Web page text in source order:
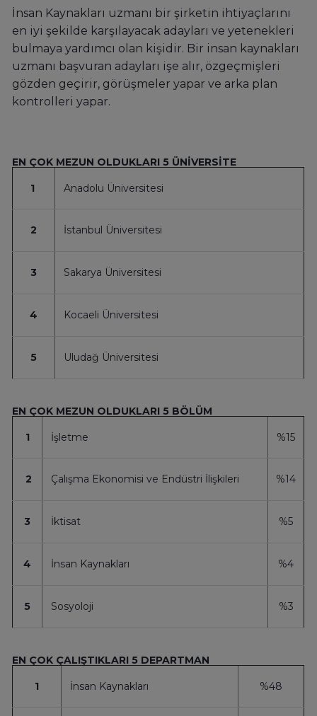
İnsan Kaynakları uzmanı bir şirketin ihtiyaçlarını
en iyi şekilde karşılayacak adayları ve yetenekleri
bulmaya yardımcı olan kişidir. Bir insan kaynakları
uzmanı başvuran adayları işe alır, özgeçmişleri
gözden geçirir, görüşmeler yapar ve arka plan
kontrolleri yapar.
EN ÇOK MEZUN OLDUKLARI 5 ÜNİVERSİTE
1 Anadolu Üniversitesi
2 İstanbul Üniversitesi
3 Sakarya Üniversitesi
4 Kocaeli Üniversitesi
5 Uludağ Üniversitesi
EN ÇOK MEZUN OLDUKLARI 5 BÖLÜM
1 İşletme %15
2 Çalışma Ekonomisi ve Endüstri İlişkileri %14
3 İktisat %5
4 İnsan Kaynakları %4
5 Sosyoloji %3
EN ÇOK ÇALIŞTIKLARI 5 DEPARTMAN
1 İnsan Kaynakları %48